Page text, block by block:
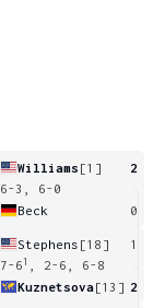
Williams [1]
2
6-3, 6-0
Beck
0
Stephens [18]
1
7-6 1
, 2-6, 6-8
Kuznetsova[13] 2